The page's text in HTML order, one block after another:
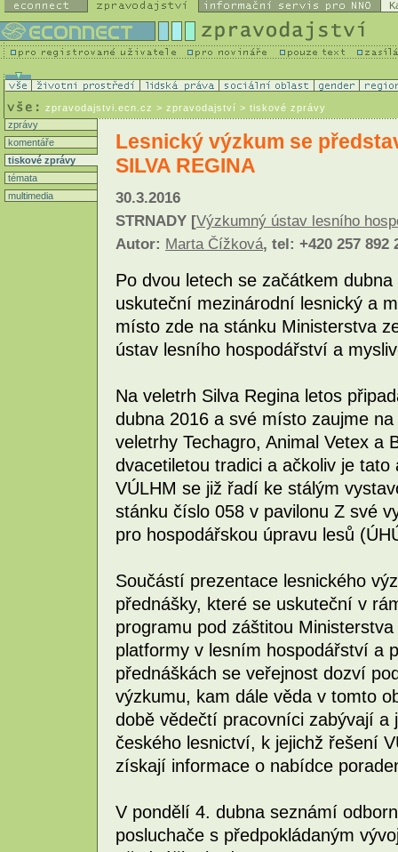
zpravodajstvi.ecn.cz > zpravodajství > tiskové zprávy
zprávy
komentáře
tiskové zprávy
témata
multimedia
Lesnický výzkum se
SILVA REGINA
30.3.2016
STRNADY [Výzkumný ústav lesního
Autor: Marta Čížková, tel: +420 257 892
Po dvou letech se začátkem
uskuteční mezinárodní lesnický a
místo zde na stánku Ministerstva
ústav lesního hospodářství a
Na veletrh Silva Regina letos
dubna 2016 a své místo zaujme
veletrhy Techagro, Animal Vetex a
dvacetiletou tradici a ačkoliv je
VÚLHM se již řadí ke stálým
stánku číslo 058 v pavilonu Z své
pro hospodářskou úpravu lesů
Součástí prezentace lesnického
přednášky, které se uskuteční v
programu pod záštitou
platformy v lesním hospodářství a
přednáškách se veřejnost dozví
výzkumu, kam dále věda v tomto
době vědečtí pracovníci zabývají a
českého lesnictví, k jejichž řešení
získají informace o nabídce
V pondělí 4. dubna seznámí
posluchače s předpokládaným